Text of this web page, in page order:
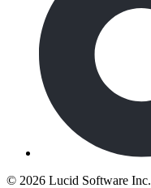
© 2026 Lucid Software Inc.